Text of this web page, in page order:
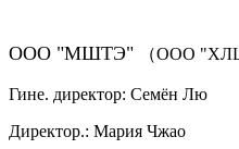
ООО "МШТЭ" （ООО
Гине. директор: Семён Лю
Директор.: Мария Чжао